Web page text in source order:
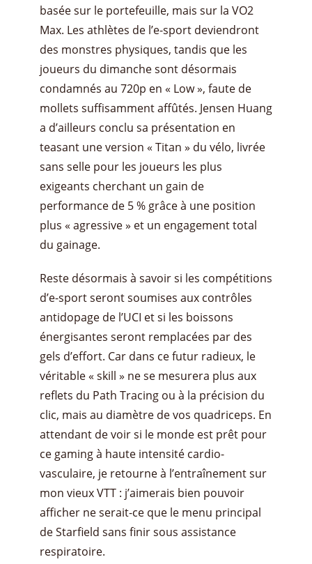
basée sur le portefeuille, mais sur la VO2
Max. Les athlètes de l’e-sport deviendront
des monstres physiques, tandis que les
joueurs du dimanche sont désormais
condamnés au 720p en « Low », faute de
mollets suffisamment affûtés. Jensen Huang
a d’ailleurs conclu sa présentation en
teasant une version « Titan » du vélo, livrée
sans selle pour les joueurs les plus
exigeants cherchant un gain de
performance de 5 % grâce à une position
plus « agressive » et un engagement total
du gainage.
​Reste désormais à savoir si les compétitions
d’e-sport seront soumises aux contrôles
antidopage de l’UCI et si les boissons
énergisantes seront remplacées par des
gels d’effort. Car dans ce futur radieux, le
véritable « skill » ne se mesurera plus aux
reflets du Path Tracing ou à la précision du
clic, mais au diamètre de vos quadriceps. En
attendant de voir si le monde est prêt pour
ce gaming à haute intensité cardio-
vasculaire, je retourne à l’entraînement sur
mon vieux VTT : j’aimerais bien pouvoir
afficher ne serait-ce que le menu principal
de Starfield sans finir sous assistance
respiratoire.